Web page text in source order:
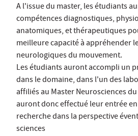
A l'issue du master, les étudiants
compétences diagnostiques,
anatomiques, et thérapeutiques
meilleure capacité à appréhender
neurologiques du mouvement.
Les étudiants auront accompli un
dans le domaine, dans l'un des
affiliés au Master Neurosciences
auront donc effectué leur entrée
recherche dans la perspective
sciences